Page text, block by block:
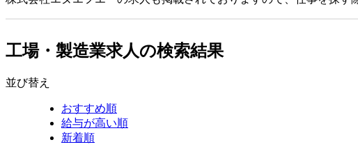
工場・製造業求人の検索結果
並び替え
おすすめ順
給与が高い順
新着順